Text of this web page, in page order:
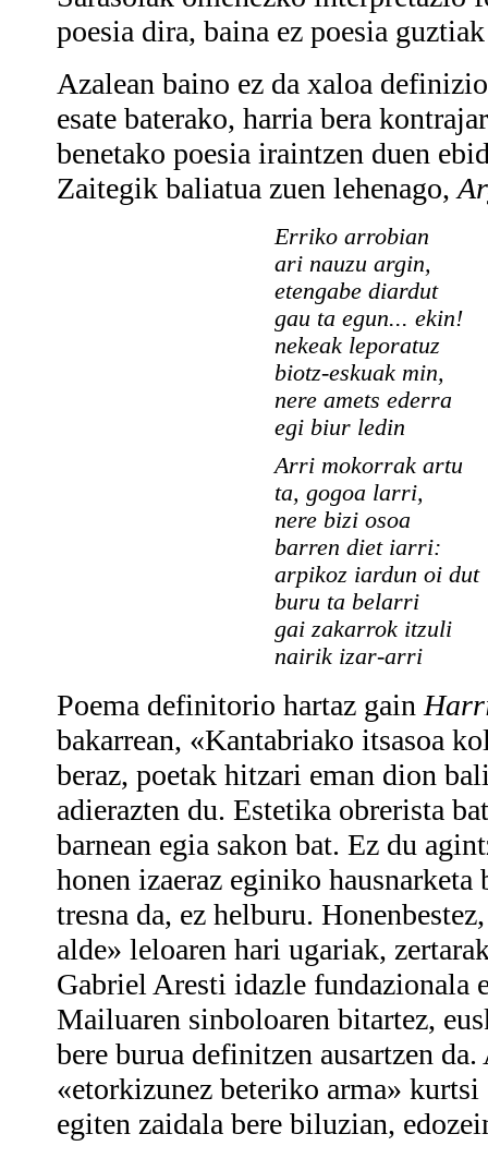
poesia dira, baina ez poesia
Azalean baino ez da xaloa
esate baterako, harria bera
benetako poesia iraintzen duen
Zaitegik baliatua zuen lehenago,
Erriko arrobian
ari nauzu argin,
etengabe diardut
gau ta egun... ekin!
nekeak leporatuz
biotz-eskuak min,
nere amets ederra
egi biur ledin
Arri mokorrak artu
ta, gogoa larri,
nere bizi osoa
barren diet iarri:
arpikoz iardun oi dut
buru ta belarri
gai zakarrok itzuli
nairik izar-arri
Poema definitorio hartaz gain
bakarrean, «Kantabriako itsasoa
beraz, poetak hitzari eman dion
adierazten du. Estetika obrerista
barnean egia sakon bat. Ez du
honen izaeraz eginiko
tresna da, ez helburu.
alde» leloaren hari ugariak,
Gabriel Aresti idazle fundazionala
Mailuaren sinboloaren bitartez,
bere burua definitzen ausartzen
«etorkizunez beteriko arma»
egiten zaidala bere biluzian,